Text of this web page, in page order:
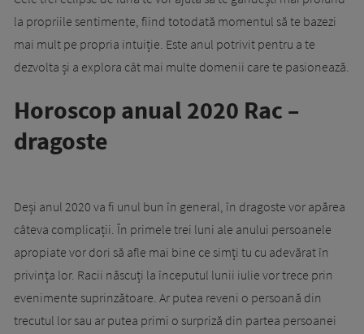
la propriile sentimente, fiind totodată momentul să te bazezi
mai mult pe propria intuiție. Este anul potrivit pentru a te
dezvolta și a explora cât mai multe domenii care te pasionează.
Horoscop anual 2020 Rac –
dragoste
Deși anul 2020 va fi unul bun în general, în dragoste vor apărea
câteva complicații. În primele trei luni ale anului persoanele
apropiate vor dori să afle mai bine ce simți tu cu adevărat în
privința lor. Racii născuți la începutul lunii iulie vor trece prin
evenimente suprinzătoare. Ar putea reveni o persoană din
trecutul lor sau ar putea primi o surpriză din partea persoanei